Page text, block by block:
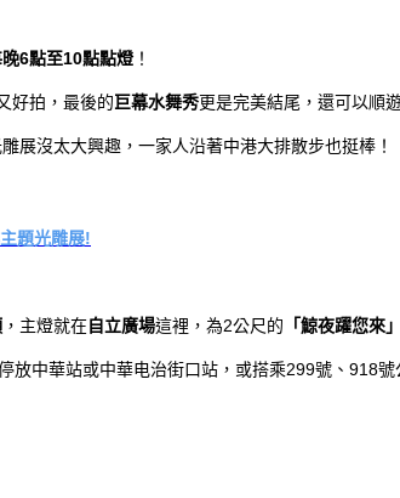
6點至10點點燈！
好拍，最後的巨幕水舞秀更是完美結尾，還可以順
展沒太大興趣，一家人沿著中港大排散步也挺棒！
題光雕展!
，主燈就在自立廣場這裡，為2公尺的 「鯨夜躍您來」
放中華站或中華电治街口站，或搭乘299號、918號